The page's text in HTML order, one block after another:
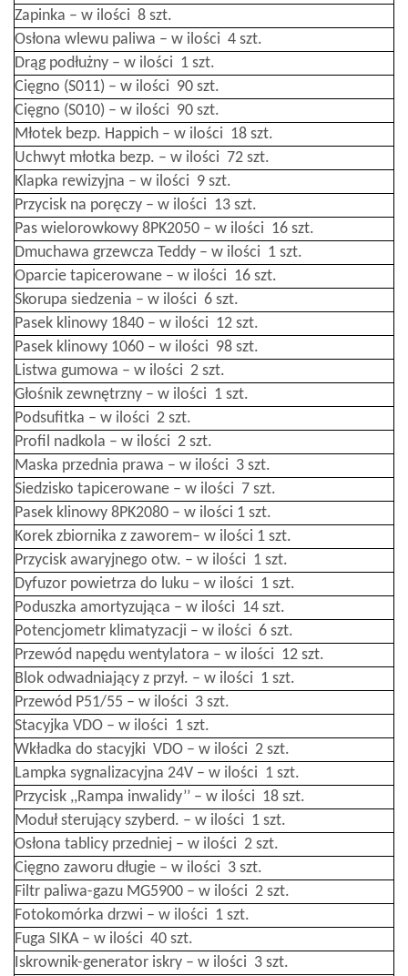
Zapinka – w ilości 8 szt.
Osłona wlewu paliwa – w ilości 4 szt.
Drąg podłużny – w ilości 1 szt.
Cięgno (S011) – w ilości 90 szt.
Cięgno (S010) – w ilości 90 szt.
Młotek bezp. Happich – w ilości 18 szt.
Uchwyt młotka bezp. – w ilości 72 szt.
Klapka rewizyjna – w ilości 9 szt.
Przycisk na poręczy – w ilości 13 szt.
Pas wielorowkowy 8PK2050 – w ilości 16 szt.
Dmuchawa grzewcza Teddy – w ilości 1 szt.
Oparcie tapicerowane – w ilości 16 szt.
Skorupa siedzenia – w ilości 6 szt.
Pasek klinowy 1840 – w ilości 12 szt.
Pasek klinowy 1060 – w ilości 98 szt.
Listwa gumowa – w ilości 2 szt.
Głośnik zewnętrzny – w ilości 1 szt.
Podsufitka – w ilości 2 szt.
Profil nadkola – w ilości 2 szt.
Maska przednia prawa – w ilości 3 szt.
Siedzisko tapicerowane – w ilości 7 szt.
Pasek klinowy 8PK2080 – w ilości 1 szt.
Korek zbiornika z zaworem– w ilości 1 szt.
Przycisk awaryjnego otw. – w ilości 1 szt.
Dyfuzor powietrza do luku – w ilości 1 szt.
Poduszka amortyzująca – w ilości 14 szt.
Potencjometr klimatyzacji – w ilości 6 szt.
Przewód napędu wentylatora – w ilości 12 szt.
Blok odwadniający z przył. – w ilości 1 szt.
Przewód P51/55 – w ilości 3 szt.
Stacyjka VDO – w ilości 1 szt.
Wkładka do stacyjki VDO – w ilości 2 szt.
Lampka sygnalizacyjna 24V – w ilości 1 szt.
Przycisk ,,Rampa inwalidy’’ – w ilości 18 szt.
Moduł sterujący szyberd. – w ilości 1 szt.
Osłona tablicy przedniej – w ilości 2 szt.
Cięgno zaworu długie – w ilości 3 szt.
Filtr paliwa-gazu MG5900 – w ilości 2 szt.
Fotokomórka drzwi – w ilości 1 szt.
Fuga SIKA – w ilości 40 szt.
Iskrownik-generator iskry – w ilości 3 szt.